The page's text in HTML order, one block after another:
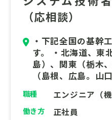
キルで、次世代のグ
いただけませんでしょ
勤務地は現在「北海
福島）、関東（栃木
（島根、広島。山口
能です。
（応相談）
・下記全国の基幹
す。 ・北海道、東
島）、関東（栃木
（島根、広島。山
職種 エンジニア（機
働き方 正社員